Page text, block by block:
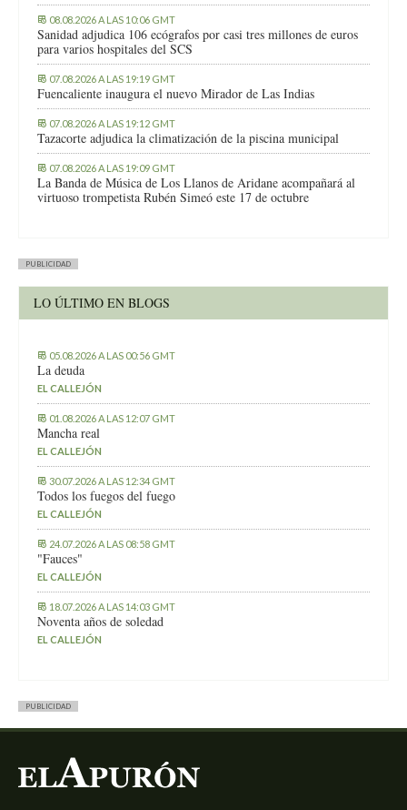
08.08.2026 A LAS 10:06 GMT
Sanidad adjudica 106 ecógrafos por casi tres millones de euros
para varios hospitales del SCS
07.08.2026 A LAS 19:19 GMT
Fuencaliente inaugura el nuevo Mirador de Las Indias
07.08.2026 A LAS 19:12 GMT
Tazacorte adjudica la climatización de la piscina municipal
07.08.2026 A LAS 19:09 GMT
La Banda de Música de Los Llanos de Aridane acompañará al
virtuoso trompetista Rubén Simeó este 17 de octubre
PUBLICIDAD
LO ÚLTIMO EN BLOGS
05.08.2026 A LAS 00:56 GMT
La deuda
EL CALLEJÓN
01.08.2026 A LAS 12:07 GMT
Mancha real
EL CALLEJÓN
30.07.2026 A LAS 12:34 GMT
Todos los fuegos del fuego
EL CALLEJÓN
24.07.2026 A LAS 08:58 GMT
"Fauces"
EL CALLEJÓN
18.07.2026 A LAS 14:03 GMT
Noventa años de soledad
EL CALLEJÓN
PUBLICIDAD